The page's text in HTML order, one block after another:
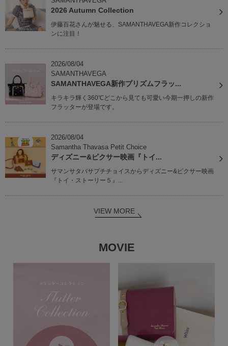
2026 Autumn Collection
伊藤百花さんが魅せる、SAMANTHAVEGA新作コレクショ
ンに注目！
2026/08/04
SAMANTHAVEGA
SAMANTHAVEGA新作プリズムフラッ...
キラキラ輝く360℃どこから見ても可愛い今期一押しの新作
フラッターが登場です。
2026/08/04
Samantha Thavasa Petit Choice
ディズニー&ピクサー映画『トイ...
サマンサタバサプチチョイスからディズニー&ピクサー映画
『トイ・ストーリー５』...
VIEW MORE
MOVIE